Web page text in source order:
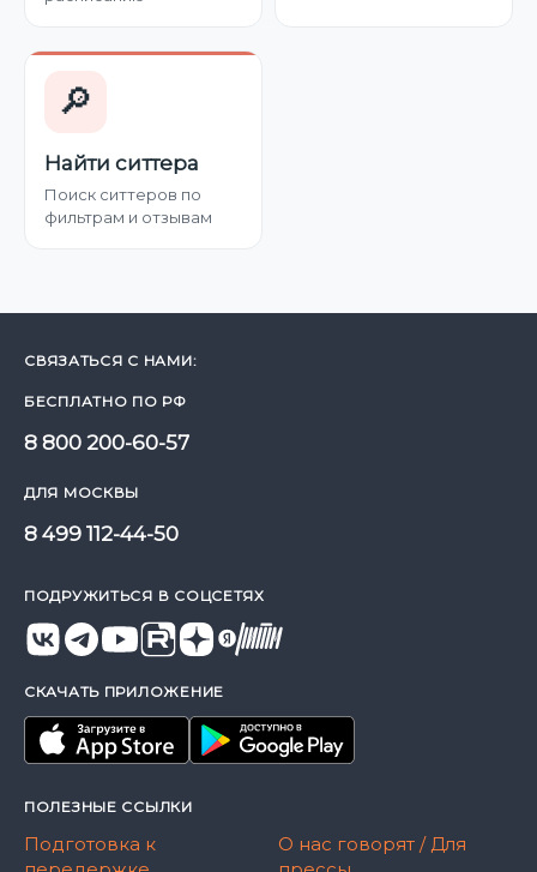
🔎
Найти ситтера
Поиск ситтеров по
фильтрам и отзывам
СВЯЗАТЬСЯ С НАМИ:
БЕСПЛАТНО ПО РФ
8 800 200-60-57
ДЛЯ МОСКВЫ
8 499 112-44-50
ПОДРУЖИТЬСЯ В СОЦСЕТЯХ
СКАЧАТЬ ПРИЛОЖЕНИЕ
ПОЛЕЗНЫЕ ССЫЛКИ
Подготовка к
О нас говорят / Для